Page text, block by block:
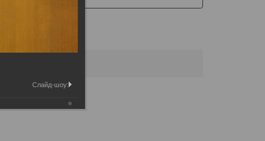
Слайд-шоу: